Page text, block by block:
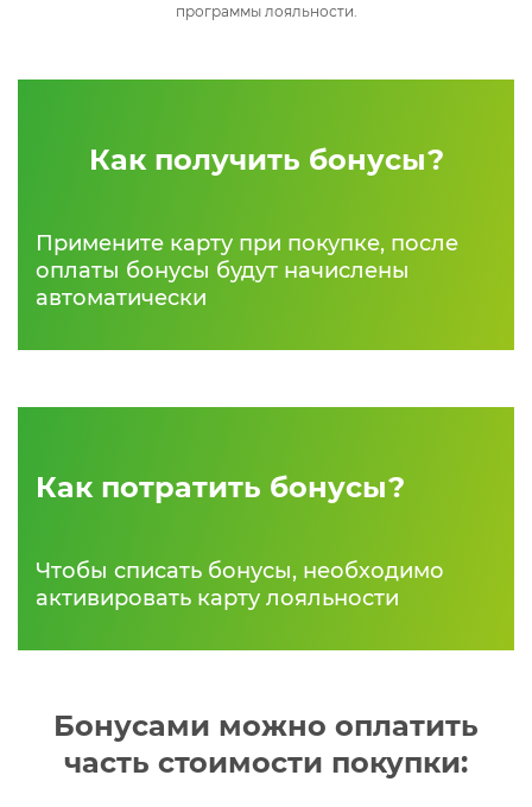
программы лояльности.
Как получить бонусы?
Примените карту при покупке, после
оплаты бонусы будут начислены
автоматически
Как потратить бонусы?
Чтобы списать бонусы, необходимо
активировать карту лояльности
Бонусами можно оплатить
часть стоимости покупки: